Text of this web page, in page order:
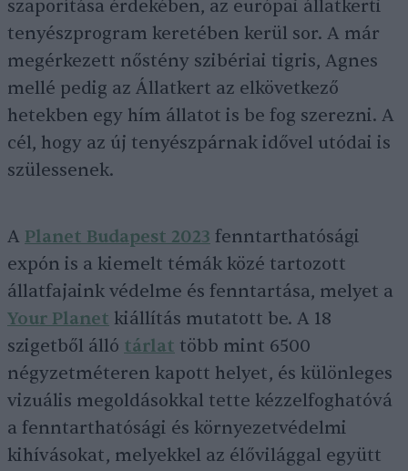
szaporítása érdekében, az európai állatkerti
tenyészprogram keretében kerül sor. A már
megérkezett nőstény szibériai tigris, Agnes
mellé pedig az Állatkert az elkövetkező
hetekben egy hím állatot is be fog szerezni. A
cél, hogy az új tenyészpárnak idővel utódai is
szülessenek.
A Planet Budapest 2023 fenntarthatósági
expón is a kiemelt témák közé tartozott
állatfajaink védelme és fenntartása, melyet a
Your Planet kiállítás mutatott be. A 18
szigetből álló tárlat több mint 6500
négyzetméteren kapott helyet, és különleges
vizuális megoldásokkal tette kézzelfoghatóvá
a fenntarthatósági és környezetvédelmi
kihívásokat, melyekkel az élővilággal együtt